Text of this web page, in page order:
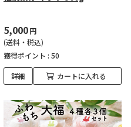
5,000円
(送料・税込)
獲得ポイント : 50
詳細 カートに入れる